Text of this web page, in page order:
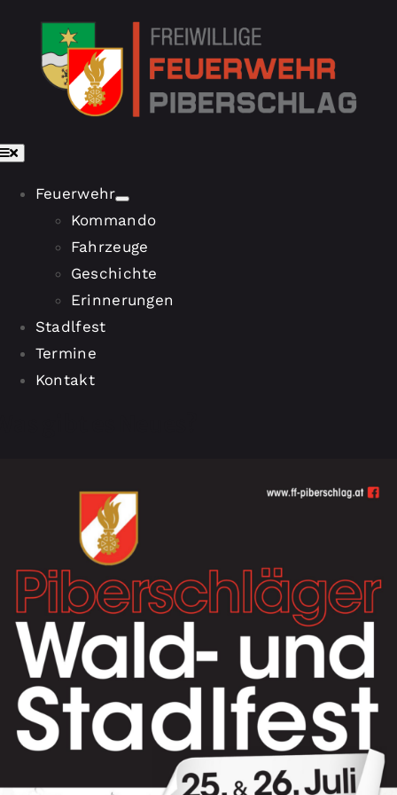
content
Feuerwehr
Kommando
Fahrzeuge
Geschichte
Erinnerungen
Stadlfest
Termine
Kontakt